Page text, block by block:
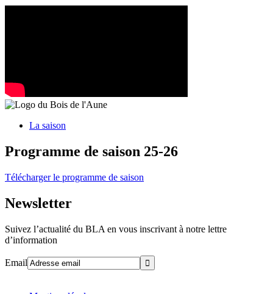
La saison
Programme de saison 25-26
Télécharger le programme de saison
Newsletter
Suivez l’actualité du BLA en vous inscrivant à notre lettre
d’information
Email